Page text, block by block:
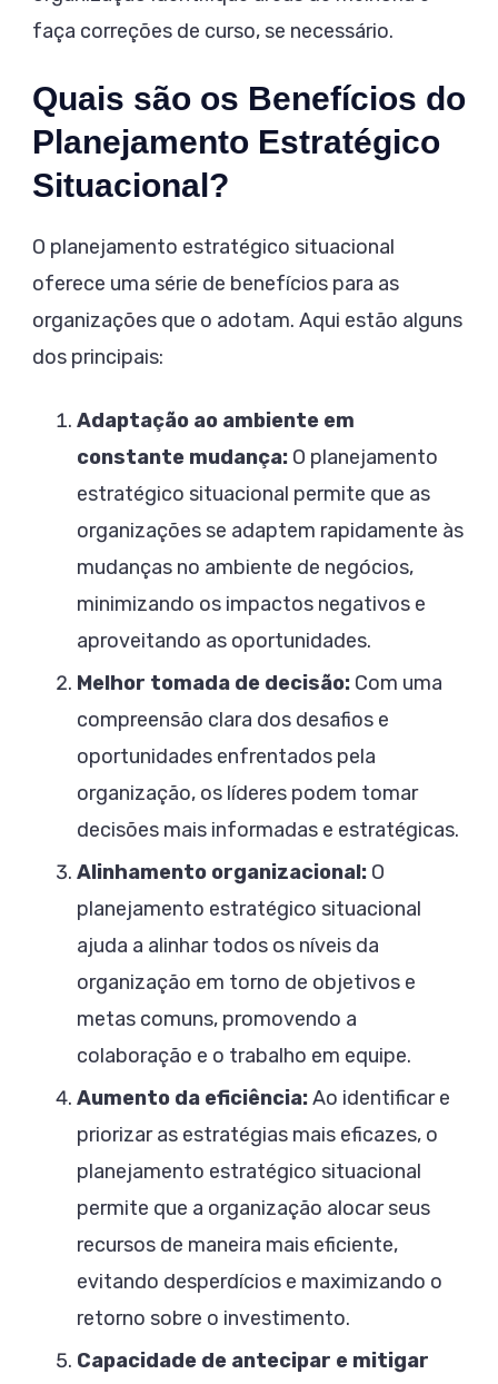
faça correções de curso, se necessário.
Quais são os Benefícios do
Planejamento Estratégico
Situacional?
O planejamento estratégico situacional
oferece uma série de benefícios para as
organizações que o adotam. Aqui estão alguns
dos principais:
Adaptação ao ambiente em
constante mudança: O planejamento
estratégico situacional permite que as
organizações se adaptem rapidamente às
mudanças no ambiente de negócios,
minimizando os impactos negativos e
aproveitando as oportunidades.
Melhor tomada de decisão: Com uma
compreensão clara dos desafios e
oportunidades enfrentados pela
organização, os líderes podem tomar
decisões mais informadas e estratégicas.
Alinhamento organizacional: O
planejamento estratégico situacional
ajuda a alinhar todos os níveis da
organização em torno de objetivos e
metas comuns, promovendo a
colaboração e o trabalho em equipe.
Aumento da eficiência:Ao identificar e
priorizar as estratégias mais eficazes, o
planejamento estratégico situacional
permite que a organização alocar seus
recursos de maneira mais eficiente,
evitando desperdícios e maximizando o
retorno sobre o investimento.
Capacidade de antecipar e mitigar